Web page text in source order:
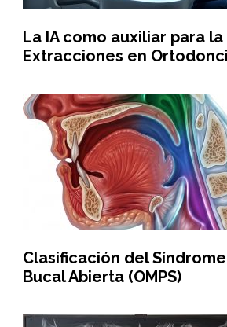
La IA como auxiliar para
Extracciones en
Clasificación del
Bucal Abierta (OMPS)